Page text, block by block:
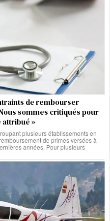
de rembourser
sommes critiqués pour
attribué »
plusieurs établissements en
de primes versées à
années. Pour plusieurs